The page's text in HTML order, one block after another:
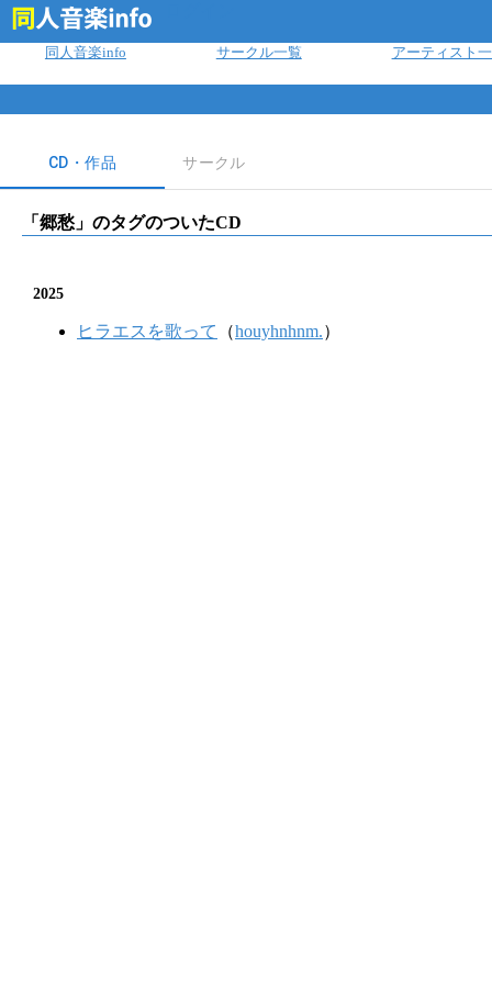
同人音楽info サークル一覧 アーティスト
CD・作品 サークル
「 郷愁 」のタグのついたCD
2025
ヒラエスを歌って （houyhnhnm.）